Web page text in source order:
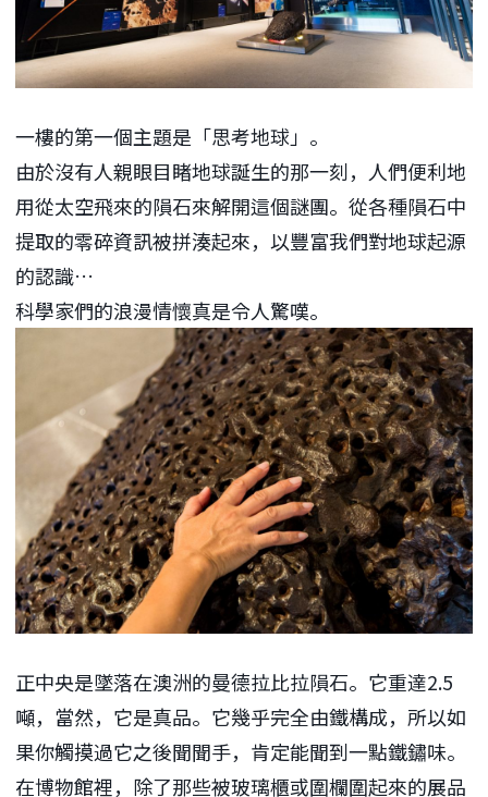
一樓的第一個主題是「思考地球」。
由於沒有人親眼目睹地球誕生的那一刻，人們便利地
用從太空飛來的隕石來解開這個謎團。從各種隕石中
提取的零碎資訊被拼湊起來，以豐富我們對地球起源
的認識…
科學家們的浪漫情懷真是令人驚嘆。
正中央是墜落在澳洲的曼德拉比拉隕石。它重達2.5
噸，當然，它是真品。它幾乎完全由鐵構成，所以如
果你觸摸過它之後聞聞手，肯定能聞到一點鐵鏽味。
在博物館裡，除了那些被玻璃櫃或圍欄圍起來的展品